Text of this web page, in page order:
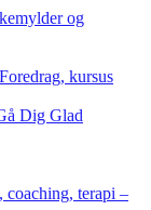
og
kursus
Dig Glad
terapi –